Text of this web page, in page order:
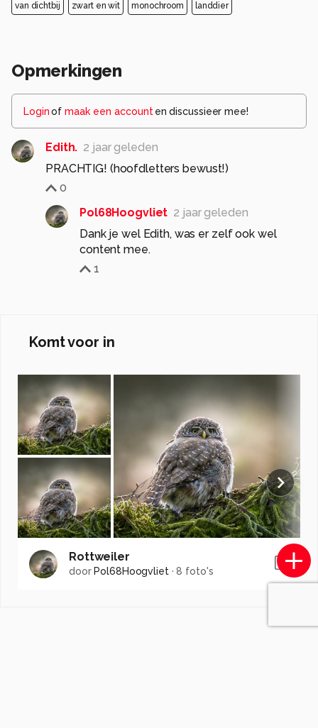
van dichtbij zwart en wit monochroom landdier
Opmerkingen
Loginof maak een account en discussieer mee!
Edith. 2 jaar geleden
PRACHTIG! (hoofdletters bewust!)
0
Pol68Hoogvliet 2 jaar geleden
Dank je wel Edith, was er zelf ook wel
content mee.
1
Komt voor in
Rottweiler
door Pol68Hoogvliet· 8 foto's